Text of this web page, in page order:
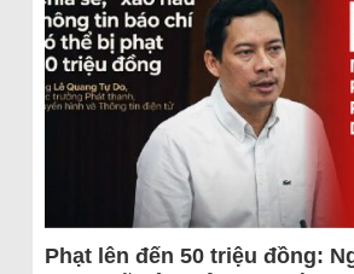
Phạt lên đến 50 triệu đồng: